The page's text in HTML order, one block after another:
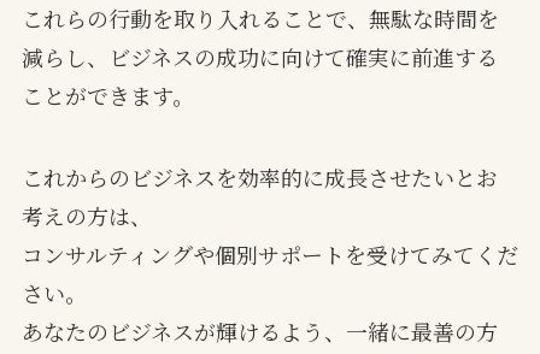
これらの行動を取り入れることで、無駄な時間を
減らし、ビジネスの成功に向けて確実に前進する
ことができます。
これからのビジネスを効率的に成長させたいとお
考えの方は、
コンサルティングや個別サポートを受けてみてくだ
さい。
あなたのビジネスが輝けるよう、一緒に最善の方